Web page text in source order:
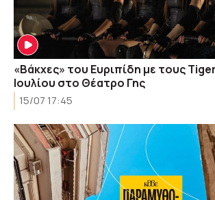
«Βάκχες» του Ευριπίδη με τους
Ιουλίου στο Θέατρο Γης
15/07 17:45